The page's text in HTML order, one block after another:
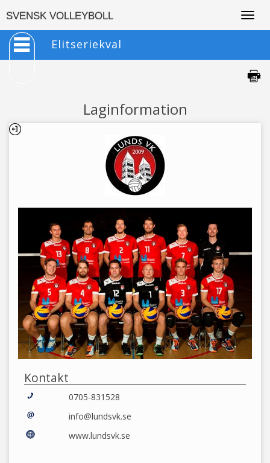
SVENSK VOLLEYBOLL
Elitseriekval
Laginformation
Kontakt
0705-831528
info@lundsvk.se
www.lundsvk.se